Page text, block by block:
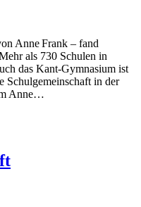
Anne Frank – fand
als 730 Schulen in
das Kant-Gymnasium ist
Schulgemeinschaft in der
Anne…